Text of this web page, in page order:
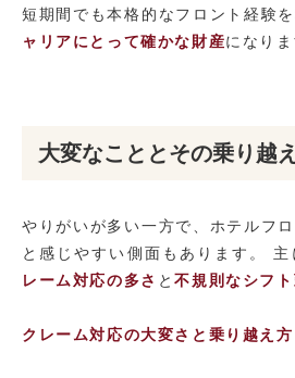
短期間でも本格的なフロント経験
ャリアにとって確かな財産になりま
大変なこととその乗り越
やりがいが多い一方で、ホテルフ
と感じやすい側面もあります。 主
レーム対応の多さ と不規則なシフ
クレーム対応の大変さと乗り越え方